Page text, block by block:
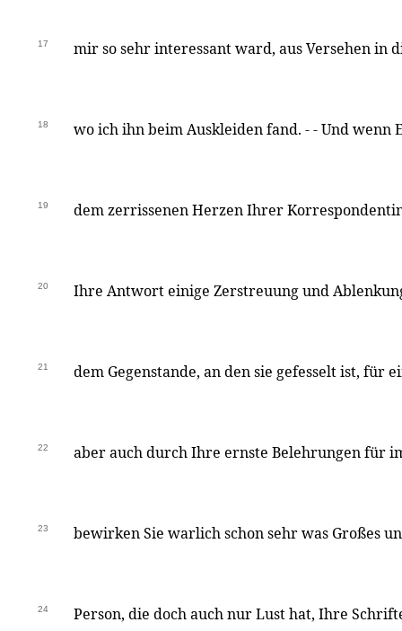
17 mir so sehr interessant ward, aus Versehen in
18 wo ich ihn beim Auskleiden fand. - - Und wenn
19 dem zerrissenen Herzen Ihrer
20 Ihre Antwort einige Zerstreuung und
21 dem Gegenstande, an den sie gefesselt ist, für
22 aber auch durch Ihre ernste Belehrungen für
23 bewirken Sie warlich schon sehr was Großes
24 Person, die doch auch nur Lust hat, Ihre